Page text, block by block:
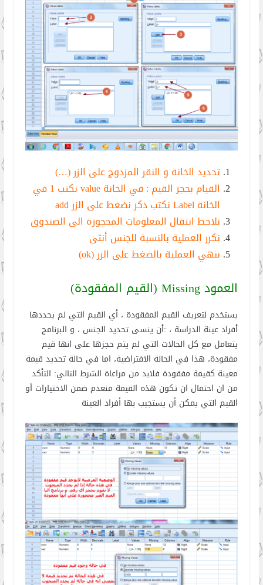
تحديد الخانة و النقر المزدوج على الزر (…)
القيام بحجز القيم : في الخانة value نكتب 1 في
الخانة Label نكتب ذكر نضغط على الزر add
نلاحظ انتقال المعلومات المحجوزة الى الصندوق
نكرر العملية بالنسبة للجنس أنثى
ننهي العملية بالضغط على الزر (ok)
العمود Missing (القيم المفقودة)
يستخدم لتعريف القيم المفقودة ، أي القيم التي لم يحددها
أفراد عينة الدراسة ، :أن ينسى تحديد الجنس ، و البرنامج
يتعامل مع كل الحالات التي لم يتم حجزها على انها قيم
مفقودة، هذا في الحالة الافتراضية، اما في حالة تحديد قيمة
معينة كقيمة مفقودة فلابد من مراعاة الشرط التالي: التأكد
من ان احتمال ان تكون هذه القيمة منعدم ضمن الاختيارات أو
القيم التي يمكن أن يستجيب بها أفراد العينة